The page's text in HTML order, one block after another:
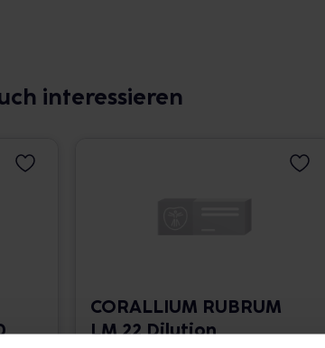
interessieren
CORALLIUM RUBRUM
LM 22 Dilution